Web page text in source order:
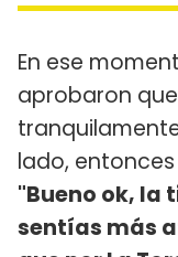
En ese
aprobaron
lado,
"Bueno ok, la
sentías más